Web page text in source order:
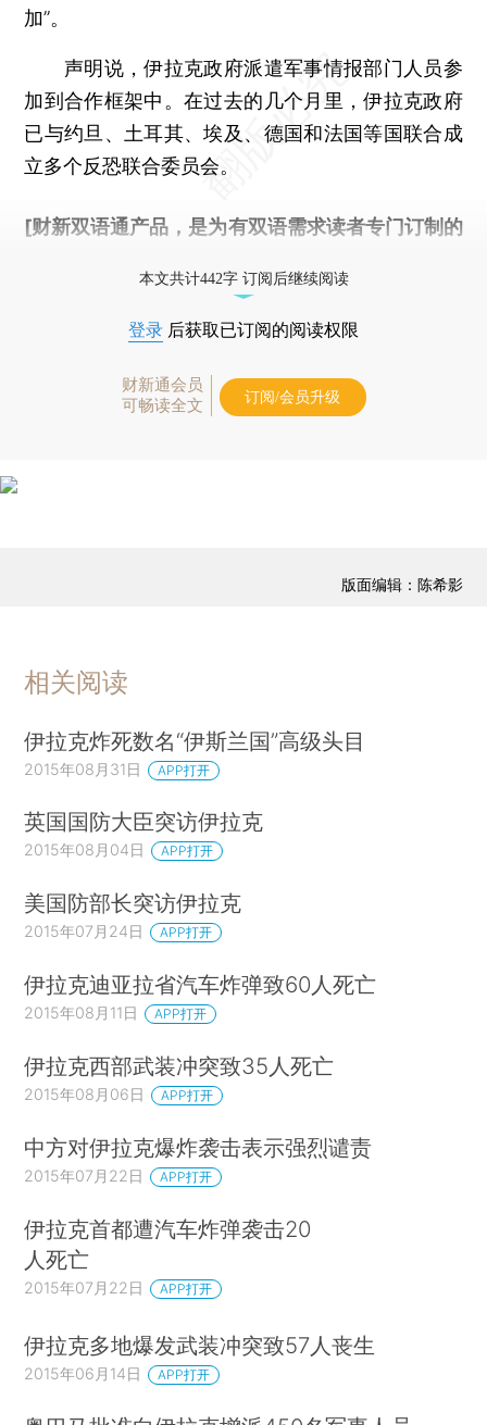
加”。
声明说，伊拉克政府派遣军事情报部门人员参
加到合作框架中。在过去的几个月里，伊拉克政府
已与约旦、土耳其、埃及、德国和法国等国联合成
立多个反恐联合委员会。
[财新双语通产品，是为有双语需求读者专门订制的
本文共计442字 订阅后继续阅读
登录 后获取已订阅的阅读权限
财新通会员
可畅读全文
订阅/会员升级
版面编辑：陈希影
相关阅读
伊拉克炸死数名“伊斯兰国”高级头目
2015年08月31日 APP打开
英国国防大臣突访伊拉克
2015年08月04日 APP打开
美国防部长突访伊拉克
2015年07月24日 APP打开
伊拉克迪亚拉省汽车炸弹致60人死亡
2015年08月11日 APP打开
伊拉克西部武装冲突致35人死亡
2015年08月06日 APP打开
中方对伊拉克爆炸袭击表示强烈谴责
2015年07月22日 APP打开
伊拉克首都遭汽车炸弹袭击20
人死亡
2015年07月22日 APP打开
伊拉克多地爆发武装冲突致57人丧生
2015年06月14日 APP打开